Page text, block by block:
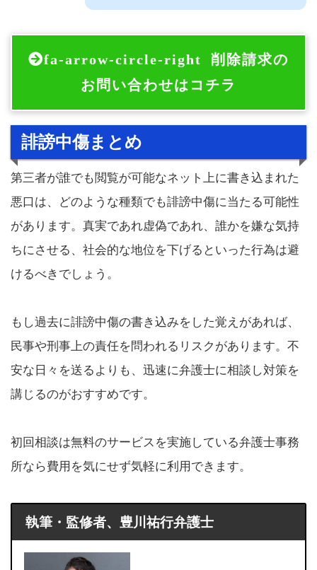
fa-arrow-circle-right
削除請求の
お問い合わせはコチラ
誹謗中傷まとめ
第三者が誰でも閲覧が可能なネット上に書き込まれた
悪口は、どのような種類でも誹謗中傷に当たる可能性
があります。真実であれ虚偽であれ、誰かを嫌な気持
ちにさせる、社会的な地位を下げるといった行為は避
けるべきでしょう。
もし過去に誹謗中傷の書き込みをした覚えがあれば、
民事や刑事上の責任を問われるリスクがあります。不
安な日々を送るよりも、迅速に弁護士に相談し対策を
講じるのがおすすめです。
初回相談は無料のサービスを実施している弁護士事務
所なら費用を気にせず気軽に利用できます。
執筆・監修者、豊川祐行弁護士